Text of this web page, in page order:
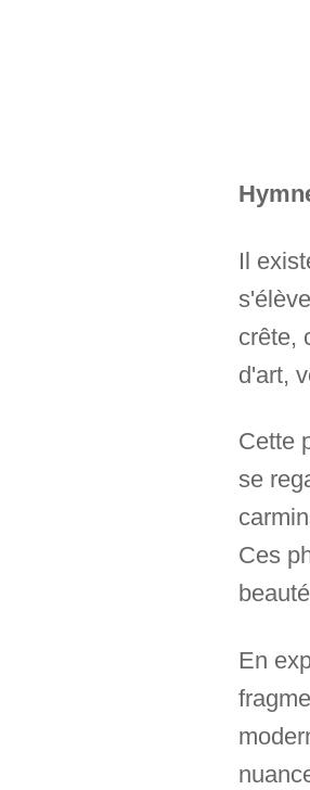
Il
crête,
d'art,
Cette
se
Ces
En